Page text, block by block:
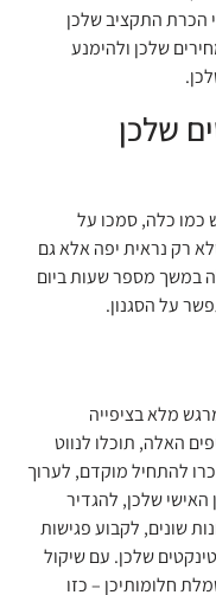
הכרת התקציב שלכן
שלכן ולהימנע
שלכן
כמו כלה, סמכו על
רק נראית יפה אלא גם
במשך מספר שעות ביום
על הסגנון.
מלא בציפייה
האלה, תוכלו לנווט
להתחיל מוקדם, לערוך
האישי שלכן, להגדיר
שונים, לקבוע פגישות
שלכן. עם שיקול
חלומותיכן – כזו